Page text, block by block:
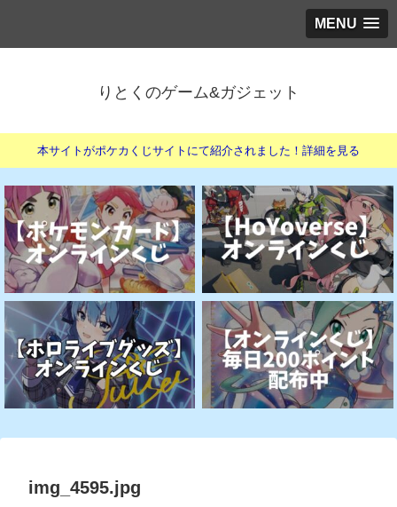
MENU
りとくのゲーム&ガジェット
本サイトがポケカくじサイトにて紹介されました！詳細を見る
img_4595.jpg